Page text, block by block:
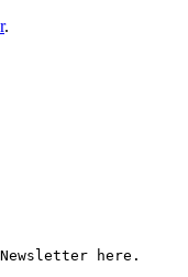
.
here.